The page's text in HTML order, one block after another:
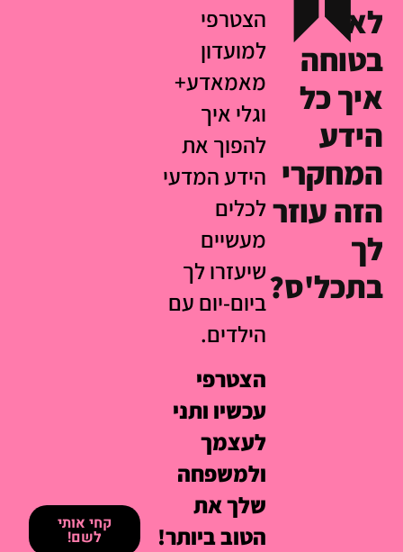
לא
בטוחה
איך כל
הידע
המחקרי
הזה עוזר
לך
בתכל'ס?
הצטרפי
למועדון
מאמאדע+
וגלי איך
להפוך את
הידע המדעי
לכלים
מעשיים
שיעזרו לך
ביום-יום עם
הילדים.
הצטרפי
עכשיו ותני
לעצמך
ולמשפחה
שלך את
הטוב ביותר!
קחי אותי
לשם!